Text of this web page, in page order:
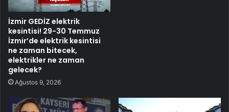
İzmir GEDİZ elektrik
kesintisi! 29-30 Temmuz
İzmir’de elektrik kesintisi
ne zaman bitecek,
elektrikler ne zaman
gelecek?
Ağustos 9, 2026